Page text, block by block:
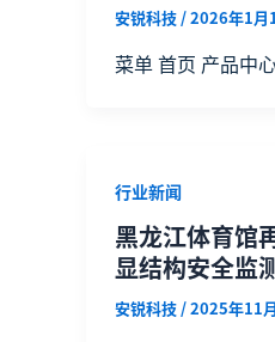
安锐科技/2026年1月
菜单 首页 产品中
行业新闻
黑龙江体育馆
显结构安全监
安锐科技/2025年11